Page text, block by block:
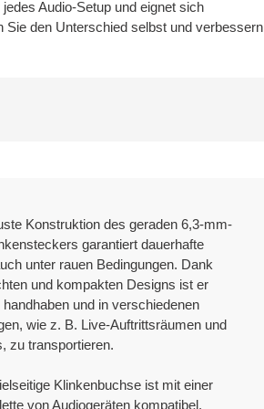
Audio-Setup und eignet sich
Sie den Unterschied selbst und verbessern
Konstruktion des geraden 6,3-mm-
garantiert dauerhafte
unter rauen Bedingungen. Dank
und kompakten Designs ist er
und in verschiedenen
wie z. B. Live-Auftrittsräumen und
zu transportieren.
Klinkenbuchse ist mit einer
von Audiogeräten kompatibel,
allen Fragen und Anliegen rund um das Produkt
für jede Bestellung ein.
bis Seefrachtspediteuren.
in der OEM/ODM-Produktion.
und Effektivität der
Electronic
mit unserem zuständigen
und nach unserem Ermessen eine Reparatur,
für indirekte, zufällige, Folgeschäden oder